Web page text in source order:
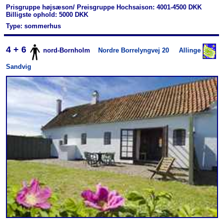
Prisgruppe højsæson/ Preisgruppe Hochsaison: 4001-4500 DKK
Billigste ophold: 5000 DKK
Type: sommerhus
4 + 6 nord-Bornholm Nordre Borrelyngvej 20 Allinge
Sandvig